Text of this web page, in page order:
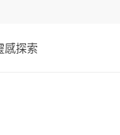
感探索